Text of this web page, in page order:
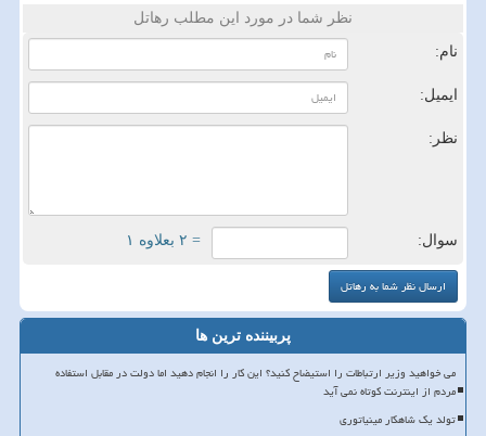
نظر شما در مورد این مطلب رهاتل
نام:
ایمیل:
نظر:
سوال: = ۲ بعلاوه ۱
پربیننده ترین ها
می خواهید وزیر ارتباطات را استیضاح کنید؟ این کار را انجام دهید اما دولت در مقابل استفاده
مردم از اینترنت کوتاه نمی آید
تولد یک شاهکار مینیاتوری